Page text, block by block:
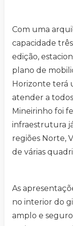
Com uma
capacidade
edição,
plano de
Horizonte terá
atender a
Mineirinho foi
infraestrutura
regiões Norte,
de várias
As
no interior do
amplo e